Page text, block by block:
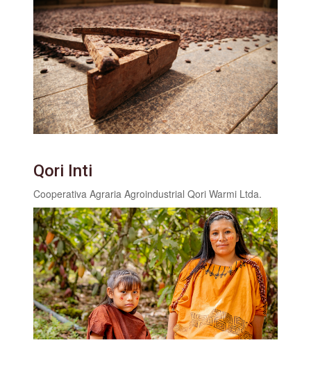
Qori Inti
Cooperativa Agraria Agroindustrial Qori Warmi Ltda.